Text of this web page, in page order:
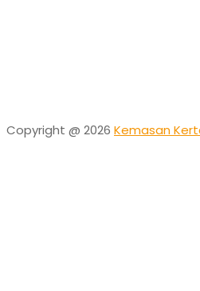
Copyright @ 2026 Kemasan